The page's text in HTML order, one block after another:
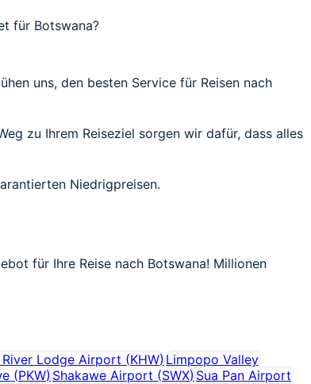
für Botswana?
uns, den besten Service für Reisen nach
zu Ihrem Reiseziel sorgen wir dafür, dass alles
Niedrigpreisen.
für Ihre Reise nach Botswana! Millionen
River Lodge Airport (KHW)Limpopo Valley
(PKW) Shakawe Airport (SWX) Sua Pan Airport